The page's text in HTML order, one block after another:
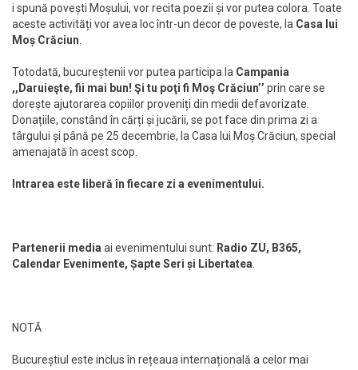
i spună povești Moșului, vor recita poezii și vor putea colora. Toate
aceste activități vor avea loc într-un decor de poveste, la Casa lui
Moș Crăciun.
Totodată, bucureștenii vor putea participa la Campania
,,Daruieşte, fii mai bun! Şi tu poţi fi Moş Crăciun’’ prin care se
dorește ajutorarea copiilor proveniți din medii defavorizate.
Donațiile, constând în cărți și jucării, se pot face din prima zi a
târgului și până pe 25 decembrie, la Casa lui Moș Crăciun, special
amenajată în acest scop.
Intrarea este liberă în fiecare zi a evenimentului.
Partenerii mediaai evenimentului sunt: Radio ZU, B365,
Calendar Evenimente, Șapte Seri și Libertatea.
NOTĂ
Bucureștiul este inclus în rețeaua internațională a celor mai